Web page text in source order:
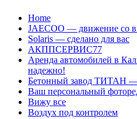
Перейти
содержанию
Home
JAECOO — движение со
Solaris — сделано для вас
АКППСЕРВИС77
Аренда автомобилей в
надежно!
Бетонный завод ТИТАН
Ваш персональный
Вижу все
Воздух под контролем